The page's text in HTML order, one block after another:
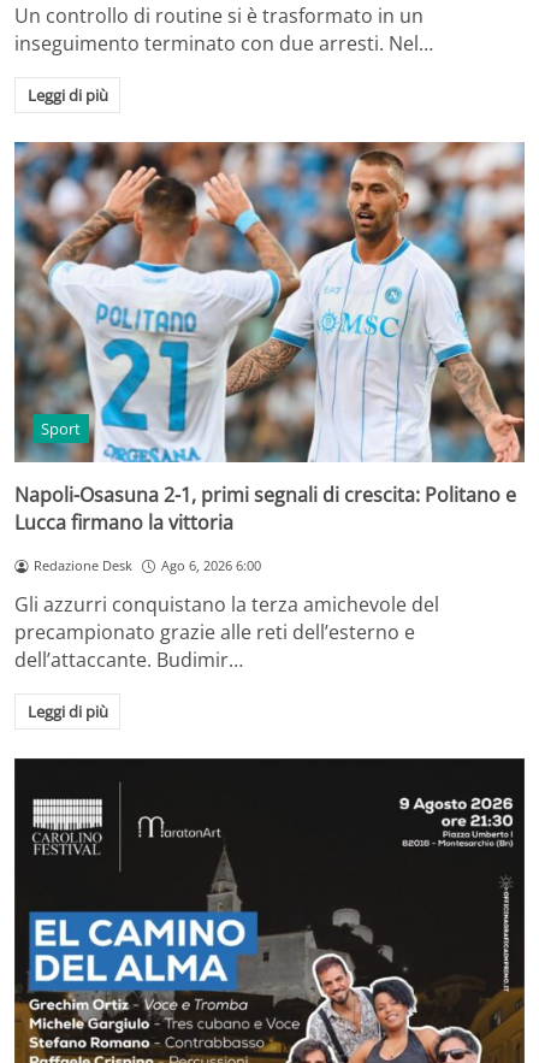
Un controllo di routine si è trasformato in un
inseguimento terminato con due arresti. Nel…
Leggi di più
Sport
Napoli-Osasuna 2-1, primi segnali di crescita: Politano e
Lucca firmano la vittoria
Redazione Desk Ago 6, 2026 6:00
Gli azzurri conquistano la terza amichevole del
precampionato grazie alle reti dell’esterno e
dell’attaccante. Budimir…
Leggi di più